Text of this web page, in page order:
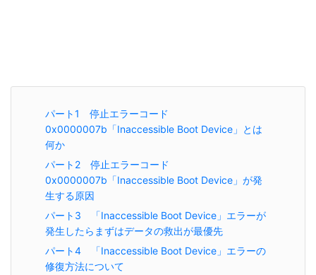
パート1 停止エラーコード
0x0000007b「Inaccessible Boot Device」とは
何か
パート2 停止エラーコード
0x0000007b「Inaccessible Boot Device」が発
生する原因
パート3 「Inaccessible Boot Device」エラーが
発生したらまずはデータの救出が最優先
パート4 「Inaccessible Boot Device」エラーの
修復方法について